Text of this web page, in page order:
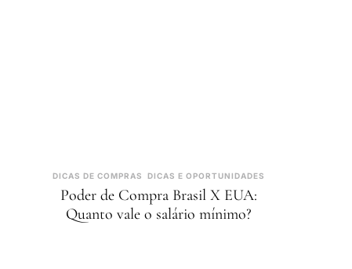
DICAS DE COMPRAS DICAS E OPORTUNIDADES
Poder de Compra Brasil X EUA:
Quanto vale o salário mínimo?